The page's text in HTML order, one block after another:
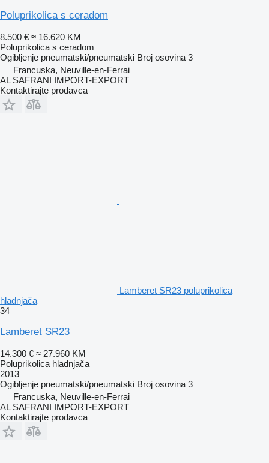
Poluprikolica s ceradom
8.500 € ≈ 16.620 KM
Poluprikolica s ceradom
Ogibljenje pneumatski/pneumatski Broj osovina 3
Francuska, Neuville-en-Ferrai
AL SAFRANI IMPORT-EXPORT
Kontaktirajte prodavca
Lamberet SR23 poluprikolica
hladnjača
34
Lamberet SR23
14.300 € ≈ 27.960 KM
Poluprikolica hladnjača
2013
Ogibljenje pneumatski/pneumatski Broj osovina 3
Francuska, Neuville-en-Ferrai
AL SAFRANI IMPORT-EXPORT
Kontaktirajte prodavca